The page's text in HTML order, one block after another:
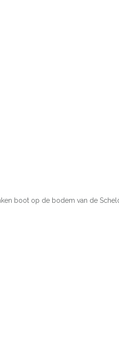
boot op de bodem van de